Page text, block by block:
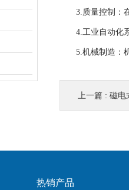
3.质量控制：在
4.工业自动化系
5.机械制造：机
上一篇 : 磁电
热销产品